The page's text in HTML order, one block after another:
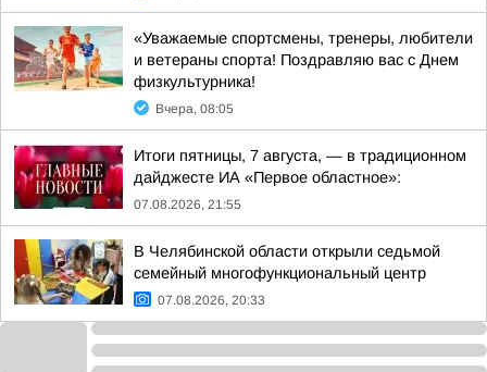
«Уважаемые спортсмены, тренеры, любители
и ветераны спорта! Поздравляю вас с Днем
физкультурника!
Вчера, 08:05
Итоги пятницы, 7 августа, — в традиционном
дайджесте ИА «Первое областное»:
07.08.2026, 21:55
В Челябинской области открыли седьмой
семейный многофункциональный центр
07.08.2026, 20:33